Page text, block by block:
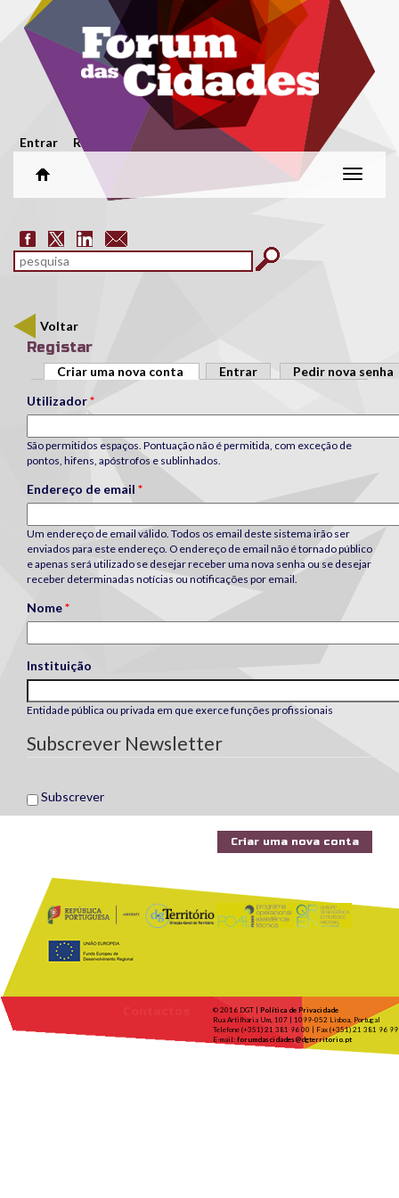
Passar para o conteúdo principal
Menu secundário
Entrar Registar
Alterar
Formulário de pesquisa
pesquisar
Voltar
Registar
Separadores primários
Criar uma nova conta (separador ativo)
Entrar
Pedir nova senha
Utilizador*
São permitidos espaços. Pontuação não é permitida, com exceção de
pontos, hifens, apóstrofos e sublinhados.
Endereço de email *
Um endereço de email válido. Todos os email deste sistema irão ser
enviados para este endereço. O endereço de email não é tornado público
e apenas será utilizado se desejar receber uma nova senha ou se desejar
receber determinadas notícias ou notificações por email.
Nome*
Instituição
Entidade pública ou privada em que exerce funções profissionais
Subscrever Newsletter
Subscrever
© 2016 DGT | Política de Privacidade
Rua Artilharia Um, 107 | 1099-052 Lisboa, Portugal
Telefone (+351) 21 381 96 00 | Fax (+351) 21 381 96 99
E-mail: forumdascidades@dgterritorio.pt